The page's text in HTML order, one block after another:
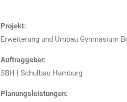
Projekt:
Erweiterung und Umbau Gymnasium
Auftraggeber:
SBH | Schulbau Hamburg
Planungsleistungen: